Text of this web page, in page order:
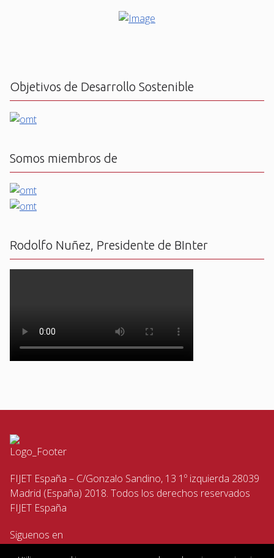
Objetivos de Desarrollo Sostenible
Somos miembros de
Rodolfo Nuñez, Presidente de BInter
FIJET España – C/Gonzalo Sandino, 13 1º izquierda 28039
Madrid (España) 2018. Todos los derechos reservados
FIJET España
Siguenos en